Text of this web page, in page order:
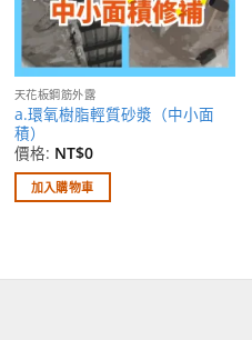
天花板鋼筋外露
a.環氧樹脂輕質砂漿（中小面
積）
價格: NT$0
加入購物車